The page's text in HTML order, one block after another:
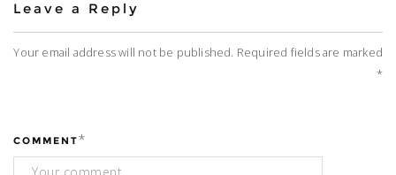
Leave a Reply
Your email address will not be published. Required fields are marked
*
COMMENT*